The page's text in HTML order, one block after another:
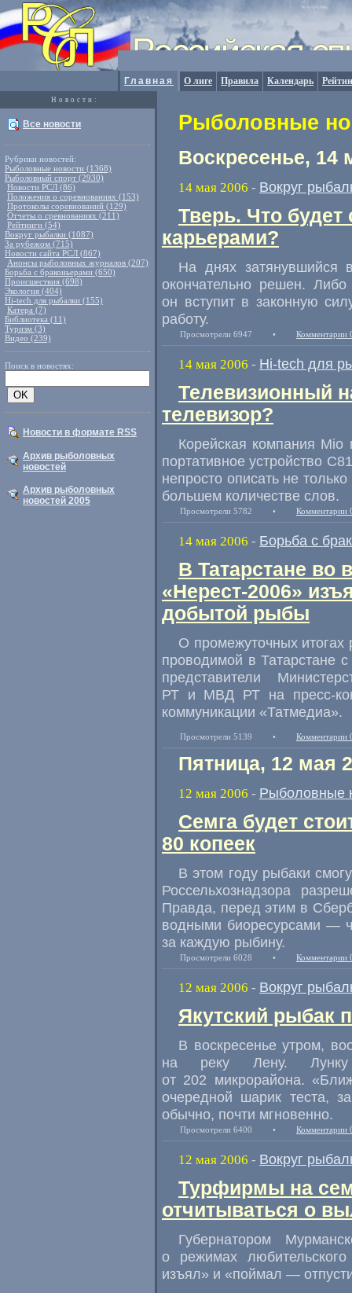
Главная О лиге Правила Календарь
Новости:
Все новости
Рубрики новостей:
Рыболовные новости (1368)
Рыболовный спорт (2930)
Новости РСЛ (86)
Положения о соревнованиях (153)
Протоколы соревнований (129)
Отчеты о сревнованиях (211)
Рейтинги (54)
Вокруг рыбалки (1087)
За рубежом (715)
Новости сайта РСЛ (867)
Анонсы рыболовных журналов (207)
Борьба с браконьерами (650)
Происшествия (698)
Экология (404)
Hi-tech для рыбалки (155)
Катера (7)
Библиотека (11)
Туризм (3)
Видео (239)
Поиск в новостях:
Новости в формате RSS
Архив рыболовных
новостей
Архив рыболовных
новостей 2005
Рыболовные
Воскресенье, 14
14 мая 2006 - Вокруг
Тверь. Что будет
карьерами?
На днях затянувшийся
окончательно решен.
он вступит в законную
работу.
Просмотрели 6947 • Комментарии
14 мая 2006 - Hi-tech для
Телевизионный
телевизор?
Корейская компания
портативное устройство
непросто описать не
большем количестве слов.
Просмотрели 5782 • Комментарии
14 мая 2006 - Борьба с
В Татарстане во
«Нерест-2006»
добытой рыбы
О промежуточных итогах
проводимой в Татарстане
представители
РТ и МВД РТ на пресс-
коммуникации «Татмедиа».
Просмотрели 5139 • Комментарии
Пятница, 12 мая
12 мая 2006 - Рыболовные
Семга будет
80 копеек
В этом году рыбаки
Россельхознадзора
Правда, перед этим в
водными биоресурсами —
за каждую рыбину.
Просмотрели 6028 • Комментарии
12 мая 2006 - Вокруг
Якутский рыбак
В воскресенье утром,
на реку Лену.
от 202 микрорайона.
очередной шарик теста,
обычно, почти мгновенно.
Просмотрели 6400 • Комментарии
12 мая 2006 - Вокруг
Турфирмы на
отчитываться о
Губернатором
о режимах
изъял» и «поймал —